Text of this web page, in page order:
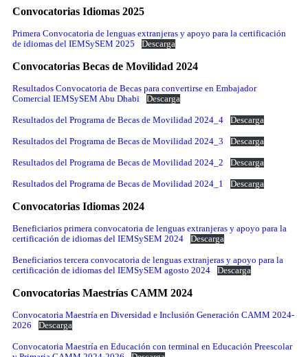
Convocatorias Idiomas 2025
Primera Convocatoria de lenguas extranjeras y apoyo para la certificación
de idiomas del IEMSySEM 2025
Descarga
Convocatorias Becas de Movilidad 2024
Resultados Convocatoria de Becas para convertirse en Embajador
Comercial IEMSySEM Abu Dhabi
Descarga
Resultados del Programa de Becas de Movilidad 2024_4 Descarga
Resultados del Programa de Becas de Movilidad 2024_3 Descarga
Resultados del Programa de Becas de Movilidad 2024_2 Descarga
Resultados del Programa de Becas de Movilidad 2024_1 Descarga
Convocatorias Idiomas 2024
Beneficiarios primera convocatoria de lenguas extranjeras y apoyo para la
certificación de idiomas del IEMSySEM 2024
Descarga
Beneficiarios tercera convocatoria de lenguas extranjeras y apoyo para la
certificación de idiomas del IEMSySEM agosto 2024
Descarga
Convocatorias Maestrías CAMM 2024
Convocatoria Maestría en Diversidad e Inclusión Generación CAMM 2024-
2026
Descarga
Convocatoria Maestría en Educación con terminal en Educación Preescolar